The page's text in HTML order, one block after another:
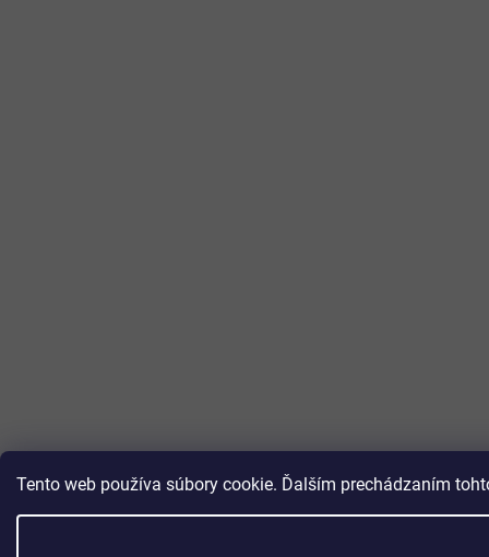
Tento web používa súbory cookie. Ďalším prechádzaním